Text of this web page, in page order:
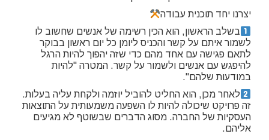
יצרנו יחד תוכנית עבודה
בשלב הראשון, הוא הכין רשימה של אנשים שחשוב לו
לשמור איתם על קשר והכניס ליומן כל יום ראשון בבוקר
לתאם פגישה עם אחד מהם כדי שזה יהפוך להיות הרגל
להיפגש עם אנשים ולשמור על קשר. המטרה "להיות
במודעות שלהם".
לאחר מכן, הוא החליט להוביל יוזמה ולקחת עליה בעלות.
זה פרויקט שיכולה להיות לו השפעה משמעותית על התוצאות
העסקיות של החברה. מסוג הדברים שבשוטף לא מגיעים
אליהם.